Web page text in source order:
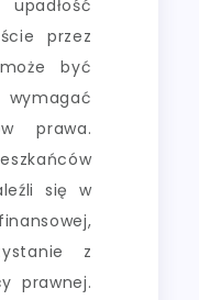
przez
być
prawa.
się w
z
prawnej.